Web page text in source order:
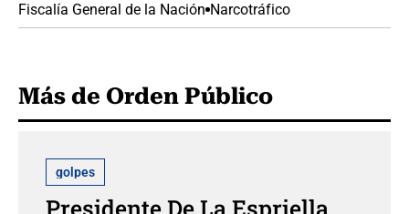
Fiscalía General de la Nación Narcotráfico
Más de Orden Público
golpes